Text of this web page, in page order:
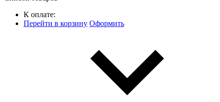
К оплате:
Перейти в корзину Оформить